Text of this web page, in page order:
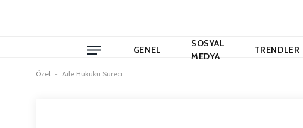
GENEL
SOSYAL
MEDYA
TRENDLER
Özel - Aile Hukuku Süreci